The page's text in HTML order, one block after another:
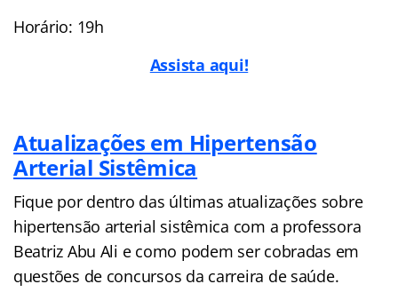
Horário: 19h
Assista aqui!
Atualizações em Hipertensão
Arterial Sistêmica
Fique por dentro das últimas atualizações sobre
hipertensão arterial sistêmica com a professora
Beatriz Abu Ali e como podem ser cobradas em
questões de concursos da carreira de saúde.